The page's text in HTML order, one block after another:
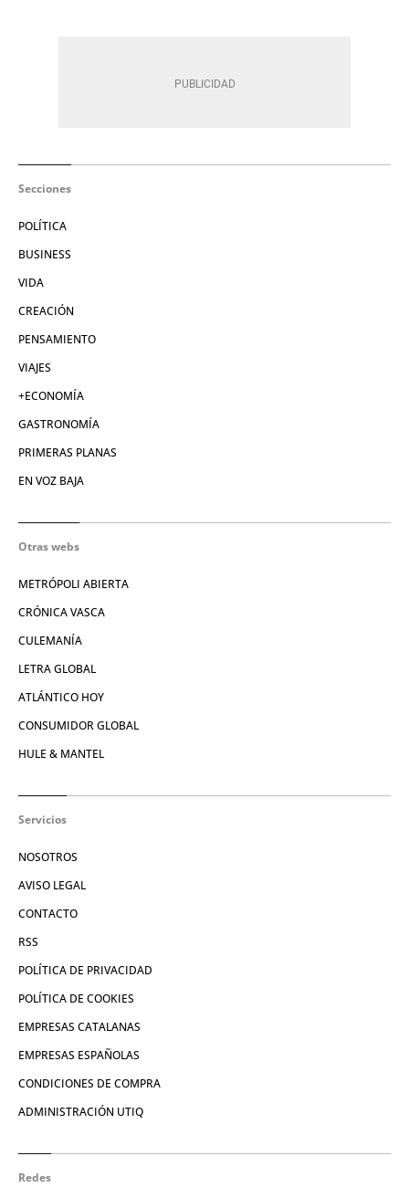
Secciones
POLÍTICA
BUSINESS
VIDA
CREACIÓN
PENSAMIENTO
VIAJES
+ECONOMÍA
GASTRONOMÍA
PRIMERAS PLANAS
EN VOZ BAJA
Otras webs
METRÓPOLI ABIERTA
CRÓNICA VASCA
CULEMANÍA
LETRA GLOBAL
ATLÁNTICO HOY
CONSUMIDOR GLOBAL
HULE & MANTEL
Servicios
NOSOTROS
AVISO LEGAL
CONTACTO
RSS
POLÍTICA DE PRIVACIDAD
POLÍTICA DE COOKIES
EMPRESAS CATALANAS
EMPRESAS ESPAÑOLAS
CONDICIONES DE COMPRA
ADMINISTRACIÓN UTIQ
Redes